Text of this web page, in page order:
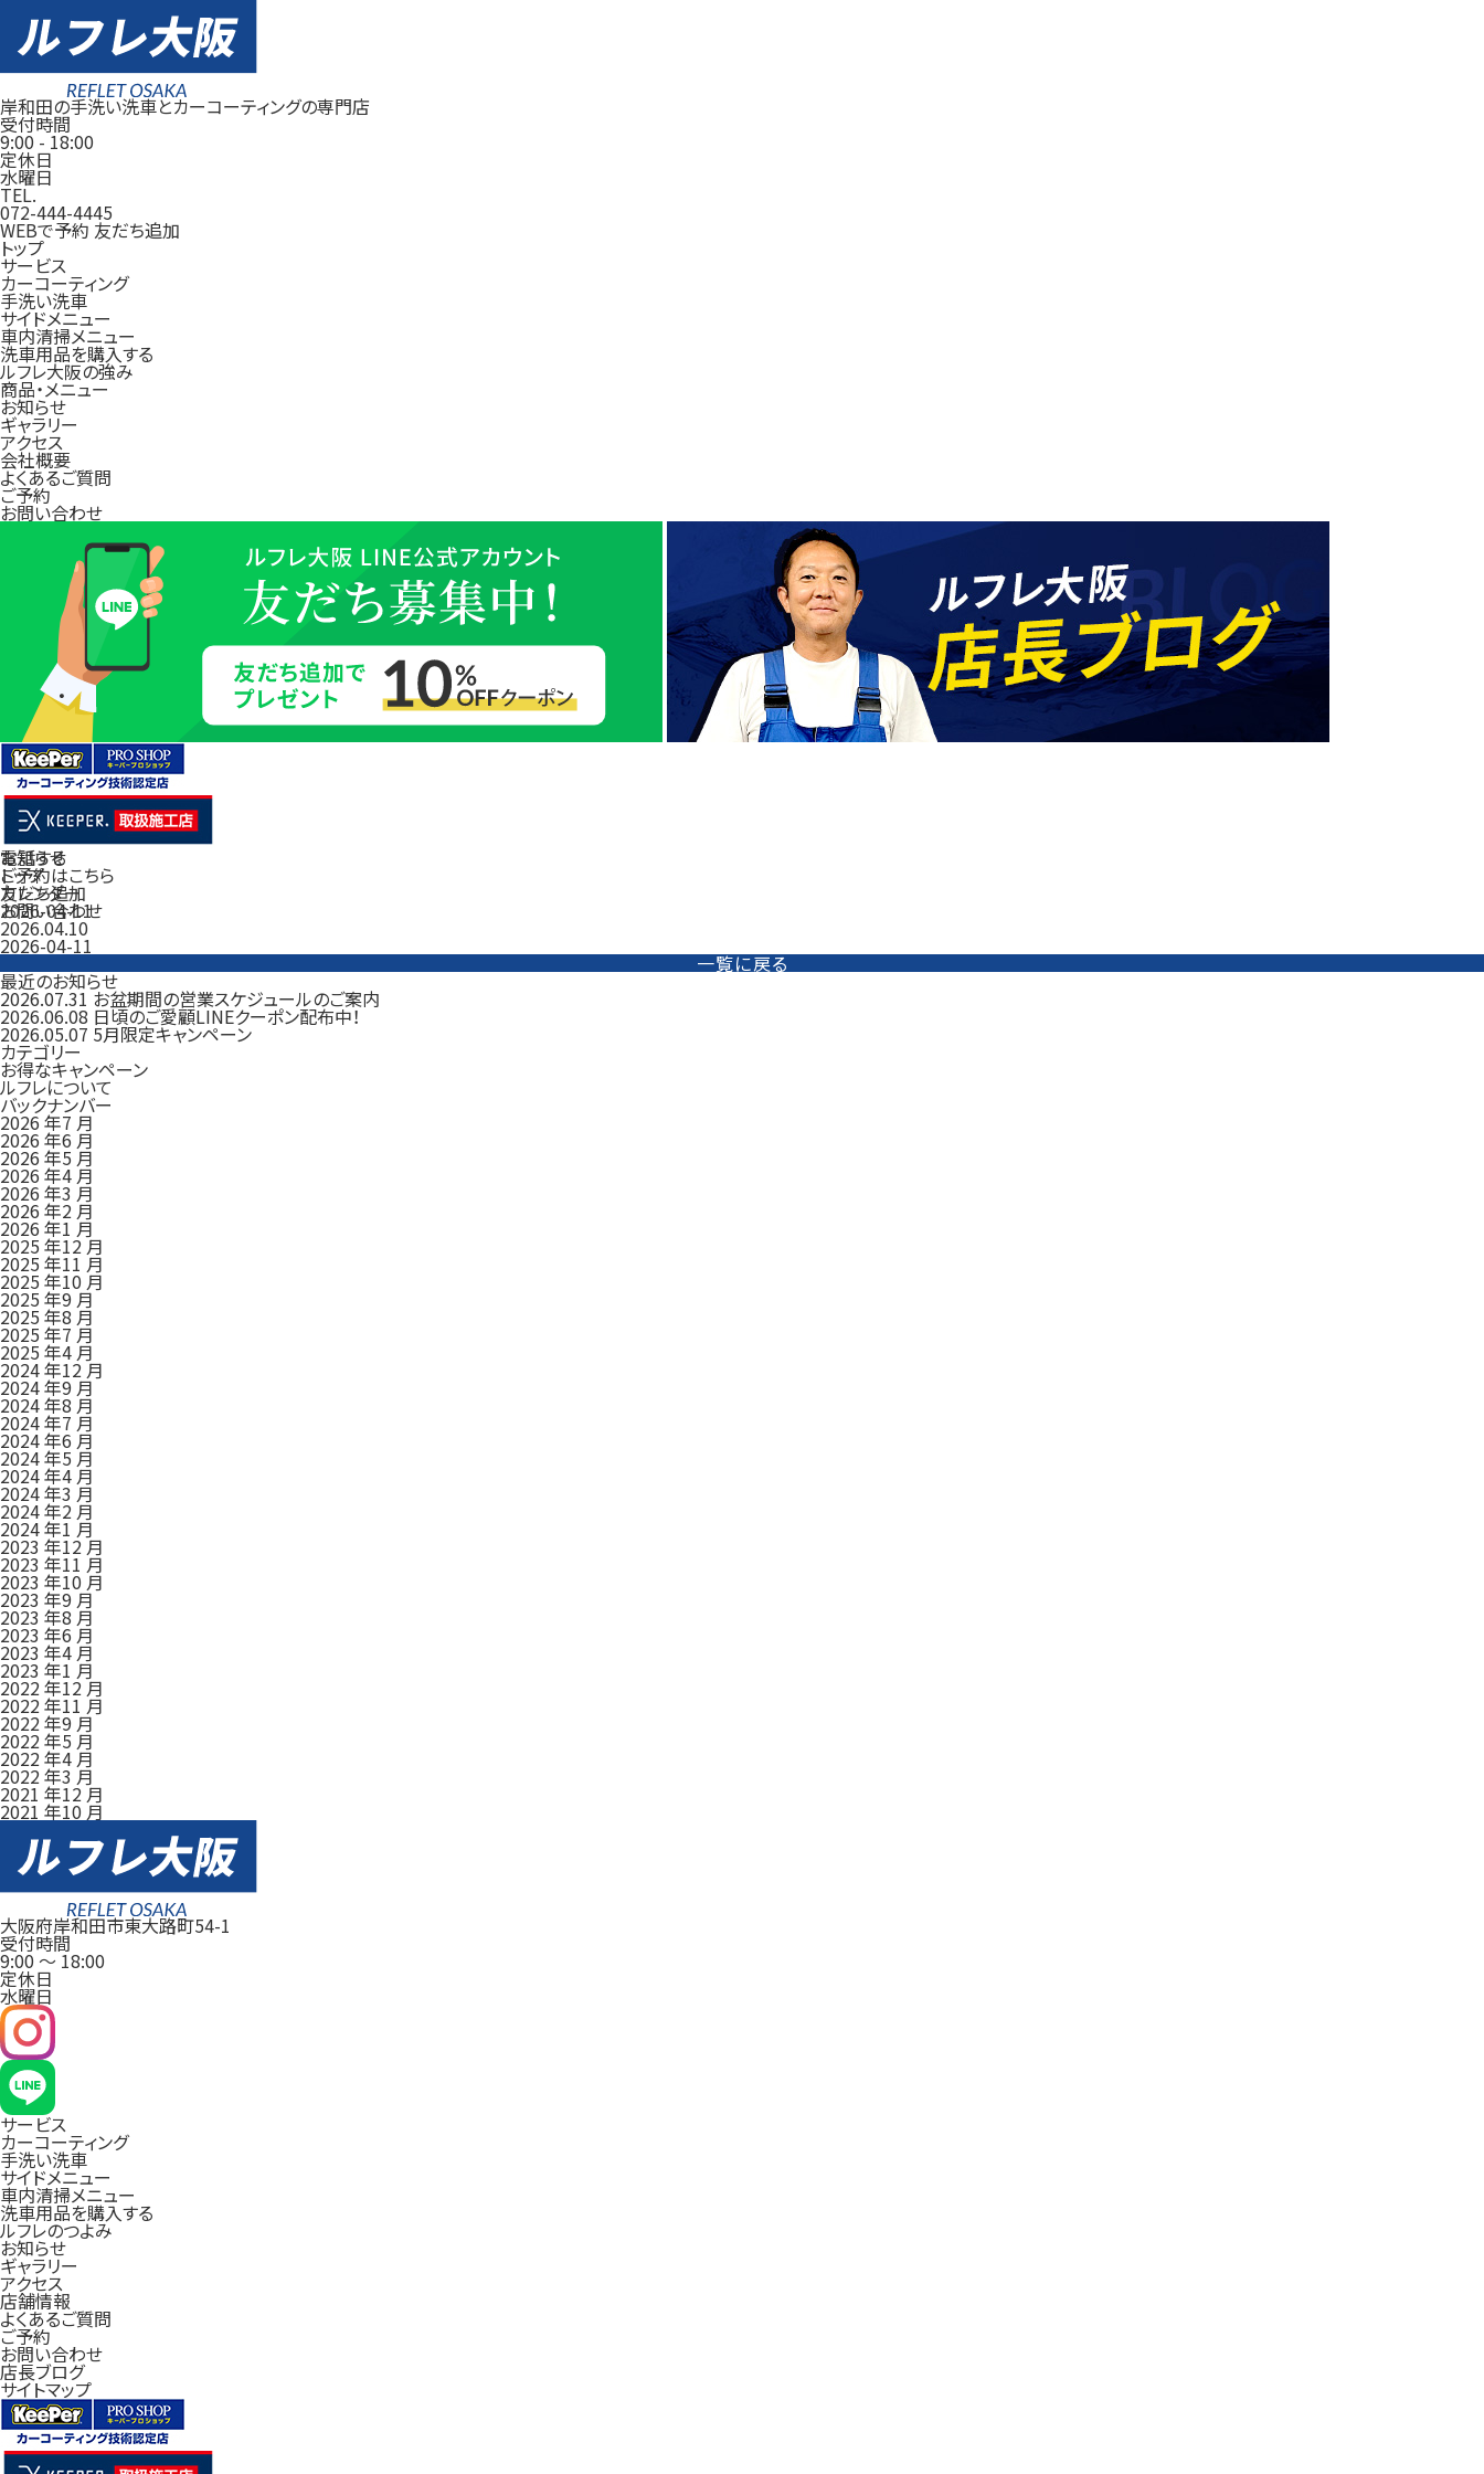
岸和田の手洗い洗車とカーコーティングの専門店
受付時間
9:00 -18:00
定休日
水曜日
TEL.
072-444-4445
WEBで予約 友だち追加
トップ
サービス
カーコーティング
手洗い洗車
サイドメニュー
車内清掃メニュー
洗車用品を購入する
ルフレ大阪の強み
商品・メニュー
お知らせ
ギャラリー
アクセス
会社概要
よくあるご質問
ご予約
お問い合わせ
電話する
ご予約はこちら
友だち追加
お問い合わせ
お知らせ
トップ
カレンダー
2026-04-11
2026.04.10
2026-04-11
一覧に戻る
最近のお知らせ
2026.07.31 お盆期間の営業スケジュールのご案内
2026.06.08 日頃のご愛顧LINEクーポン配布中！
2026.05.07 5月限定キャンペーン
カテゴリー
お得なキャンペーン
ルフレについて
バックナンバー
2026 年7 月
2026 年6 月
2026 年5 月
2026 年4 月
2026 年3 月
2026 年2 月
2026 年1 月
2025 年12 月
2025 年11 月
2025 年10 月
2025 年9 月
2025 年8 月
2025 年7 月
2025 年4 月
2024 年12 月
2024 年9 月
2024 年8 月
2024 年7 月
2024 年6 月
2024 年5 月
2024 年4 月
2024 年3 月
2024 年2 月
2024 年1 月
2023 年12 月
2023 年11 月
2023 年10 月
2023 年9 月
2023 年8 月
2023 年6 月
2023 年4 月
2023 年1 月
2022 年12 月
2022 年11 月
2022 年9 月
2022 年5 月
2022 年4 月
2022 年3 月
2021 年12 月
2021 年10 月
大阪府岸和田市東大路町54-1
受付時間
9:00 ～18:00
定休日
水曜日
サービス
カーコーティング
手洗い洗車
サイドメニュー
車内清掃メニュー
洗車用品を購入する
ルフレのつよみ
お知らせ
ギャラリー
アクセス
店舗情報
よくあるご質問
ご予約
お問い合わせ
店長ブログ
サイトマップ